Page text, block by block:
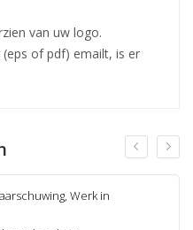
van uw logo.
of pdf) emailt, is er
, Werk in